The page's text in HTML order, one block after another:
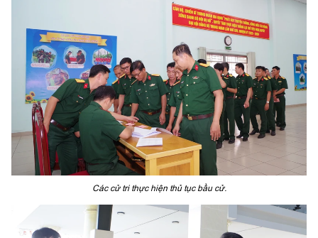
Các cử tri thực hiện thủ tục bầu cử.